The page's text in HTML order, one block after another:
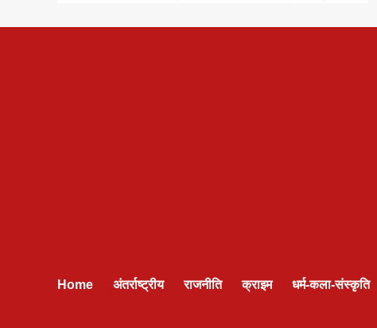
Home अंतर्राष्ट्रीय राजनीति क्राइम धर्म-कला-संस्कृति